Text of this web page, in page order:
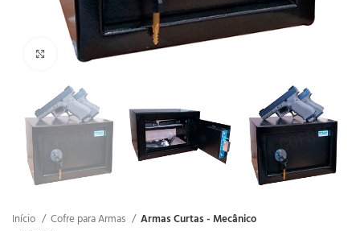
Clique para ampliar
Início Cofre para Armas Armas Curtas - Mecânico